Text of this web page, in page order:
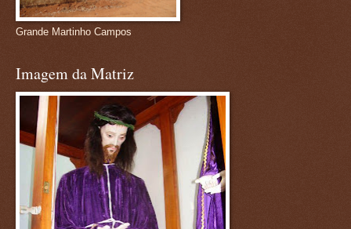
Grande Martinho Campos
Imagem da Matriz